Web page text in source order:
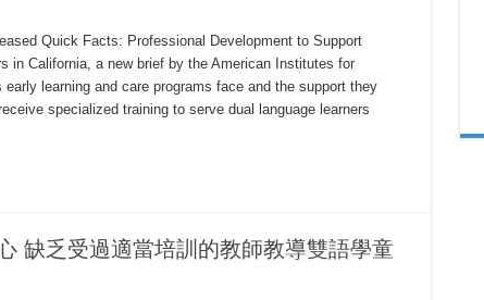
Quick Facts: Professional Development to Support
in California, a new brief by the American Institutes for
learning and care programs face and the support they
specialized training to serve dual language learners
缺乏受過適當培訓的教師教導雙語學童